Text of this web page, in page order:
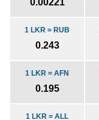
0.00221
1 LKR = RUB
0.243
1 LKR = AFN
0.195
1 LKR = ALL